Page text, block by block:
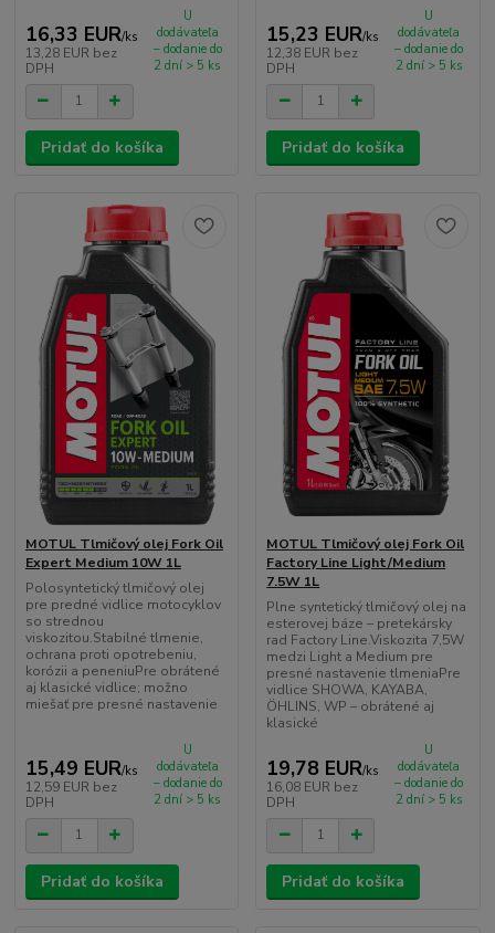
16,33 EUR/ks
13,28 EUR bez
DPH
U
dodávateľa
– dodanie do
2 dní > 5 ks
Pridať do košíka
15,23 EUR/ks
12,38 EUR bez
DPH
U
dodávateľa
– dodanie do
2 dní > 5 ks
Pridať do košíka
MOTUL Tlmičový olej Fork Oil
Expert Medium 10W 1L
Polosyntetický tlmičový olej
pre predné vidlice motocyklov
so strednou
viskozitou.Stabilné tlmenie,
ochrana proti opotrebeniu,
korózii a peneniuPre obrátené
aj klasické vidlice; možno
miešať pre presné nastavenie
15,49 EUR/ks
12,59 EUR bez
DPH
U
dodávateľa
– dodanie do
2 dní > 5 ks
Pridať do košíka
MOTUL Tlmičový olej Fork Oil
Factory Line Light/Medium
7.5W 1L
Plne syntetický tlmičový olej na
esterovej báze – pretekársky
rad Factory Line.Viskozita 7,5W
medzi Light a Medium pre
presné nastavenie tlmeniaPre
vidlice SHOWA, KAYABA,
ÖHLINS, WP – obrátené aj
klasické
19,78 EUR/ks
16,08 EUR bez
DPH
U
dodávateľa
– dodanie do
2 dní > 5 ks
Pridať do košíka